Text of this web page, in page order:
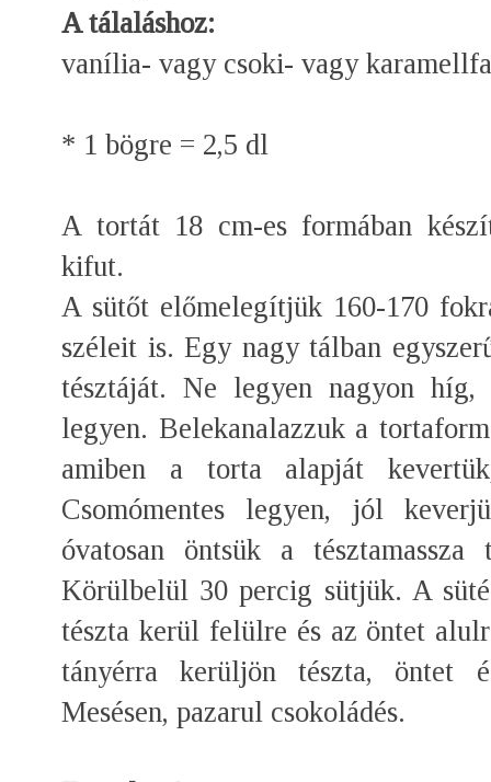
A tálaláshoz:
vanília- vagy csoki- vagy
* 1 bögre = 2,5 dl
A tortát 18 cm-es formában
kifut.
A sütőt előmelegítjük 160-170
széleit is. Egy nagy tálban
tésztáját. Ne legyen nagyon híg,
legyen. Belekanalazzuk a
amiben a torta alapját
Csomómentes legyen, jól
óvatosan öntsük a
Körülbelül 30 percig sütjük. A
tészta kerül felülre és az öntet
tányérra kerüljön tészta, öntet
Mesésen, pazarul csokoládés.